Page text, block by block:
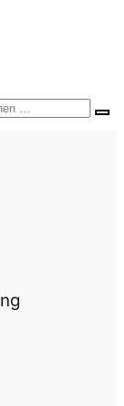
für mehr